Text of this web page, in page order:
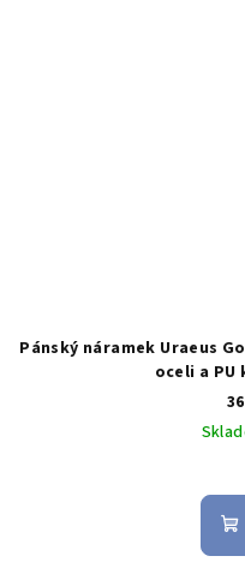
Pánský náramek Uraeus
oceli a PU